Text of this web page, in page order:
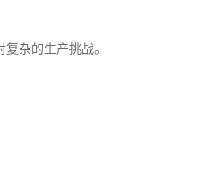
杂的生产挑战。